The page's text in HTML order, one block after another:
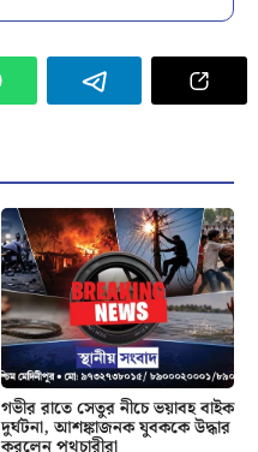
গভীর রাতে সেতুর নীচে ভয়াবহ বাইক
দুর্ঘটনা, আশঙ্কাজনক যুবককে উদ্ধার
করলেন পথচারীরা